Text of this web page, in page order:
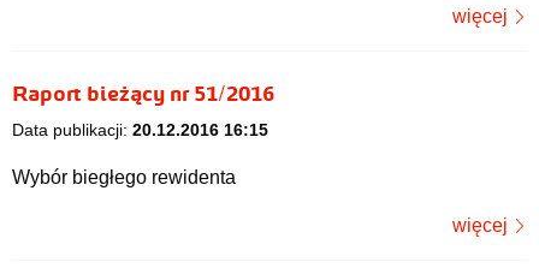
więcej
Raport bieżący nr 51/2016
Data publikacji: 20.12.2016 16:15
Wybór biegłego rewidenta
więcej